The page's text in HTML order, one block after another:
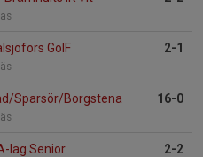
GoIF 2-1
Sparsör/Borgstena 16-0
lag Senior 2-2